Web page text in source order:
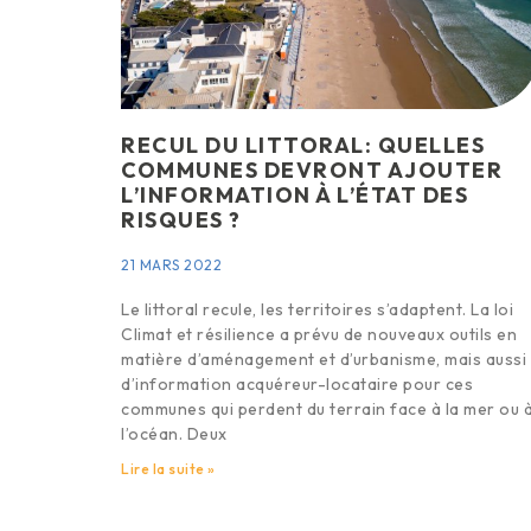
RECUL DU LITTORAL: QUELLES
COMMUNES DEVRONT AJOUTER
L’INFORMATION À L’ÉTAT DES
RISQUES ?
21 MARS 2022
Le littoral recule, les territoires s’adaptent. La loi
Climat et résilience a prévu de nouveaux outils en
matière d’aménagement et d’urbanisme, mais aussi
d’information acquéreur-locataire pour ces
communes qui perdent du terrain face à la mer ou
l’océan. Deux
Lire la suite »